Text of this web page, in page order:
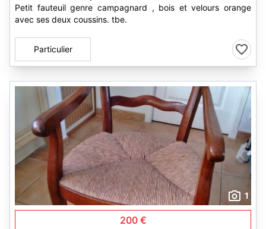
Petit fauteuil genre campagnard , bois et velours orange
avec ses deux coussins. tbe.
Particulier
1
200 €